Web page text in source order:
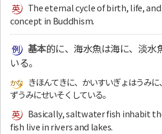
The eternal cycle of birth, life,
concept in Buddhism.
基本的に、海水魚は海に、淡水
いる。
きほんてきに、かいすいぎょはうみ
ずうみにせいそくしている。
Basically, saltwater fish inhabit
fish live in rivers and lakes.